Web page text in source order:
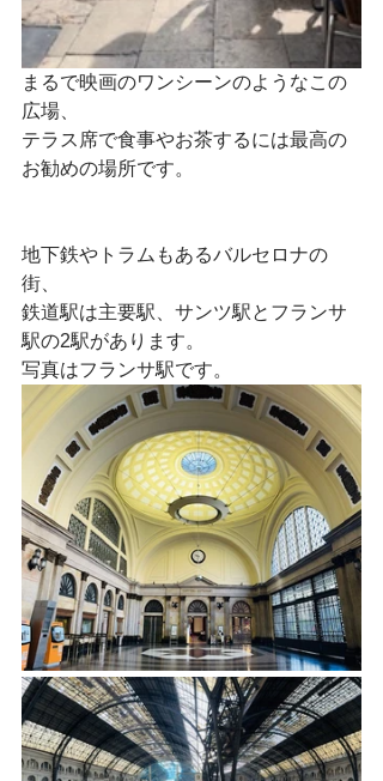
まるで映画のワンシーンのようなこの
広場、
テラス席で食事やお茶するには最高の
お勧めの場所です。
地下鉄やトラムもあるバルセロナの
街、
鉄道駅は主要駅、サンツ駅とフランサ
駅の2駅があります。
写真はフランサ駅です。